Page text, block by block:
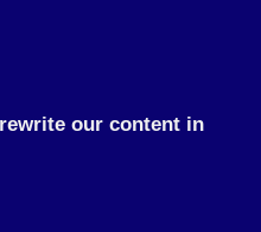
our content in